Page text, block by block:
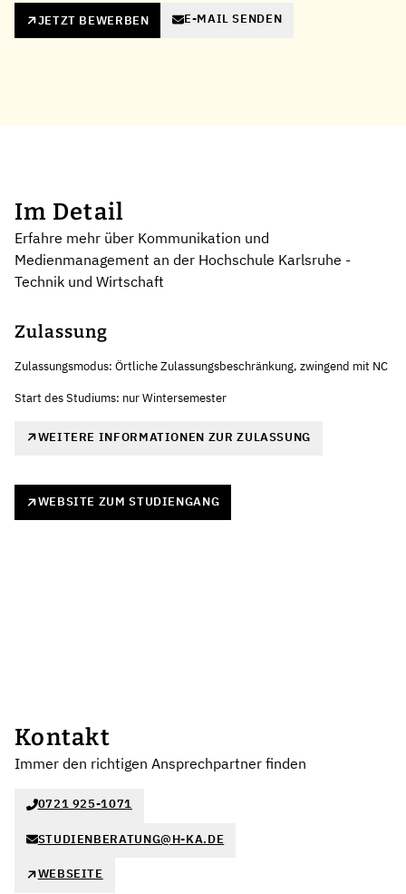
JETZT BEWERBEN E-MAIL SENDEN
Im Detail
Erfahre mehr über Kommunikation und
Medienmanagement an der Hochschule Karlsruhe -
Technik und Wirtschaft
Zulassung
Zulassungsmodus: Örtliche Zulassungsbeschränkung, zwingend mit NC
Start des Studiums: nur Wintersemester
WEITERE INFORMATIONEN ZUR ZULASSUNG
WEBSITE ZUM STUDIENGANG
Kontakt
Immer den richtigen Ansprechpartner finden
0721 925-1071
STUDIENBERATUNG@H-KA.DE
WEBSEITE